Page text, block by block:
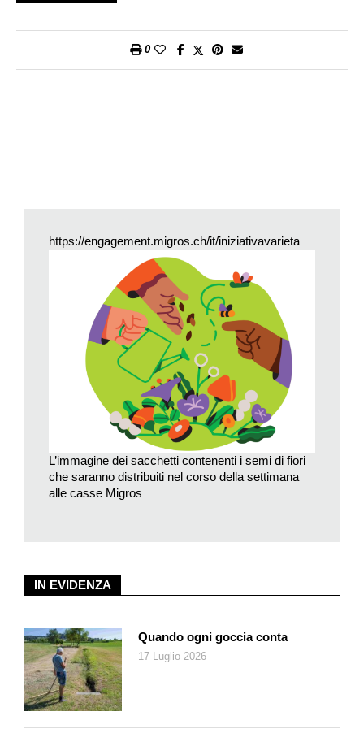
0
IN EVIDENZA
Quando ogni goccia conta
17 Luglio 2026
https://engagement.migros.ch/it/iniziativavarieta
L’immagine dei sacchetti contenenti i semi di fiori
che saranno distribuiti nel corso della settimana
alle casse Migros